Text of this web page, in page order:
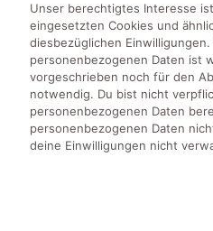
Unser berechtigtes Interesse
eingesetzten Cookies und
diesbezüglichen
personenbezogenen Daten ist
vorgeschrieben noch für den
notwendig. Du bist nicht
personenbezogenen Daten
personenbezogenen Daten
deine Einwilligungen nicht